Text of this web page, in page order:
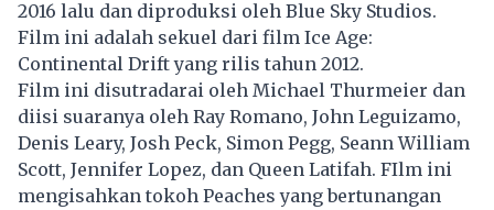
2016 lalu dan diproduksi oleh Blue Sky Studios.
Film ini adalah sekuel dari film Ice Age:
Continental Drift yang rilis tahun 2012.
Film ini disutradarai oleh Michael Thurmeier dan
diisi suaranya oleh Ray Romano, John Leguizamo,
Denis Leary, Josh Peck, Simon Pegg, Seann William
Scott, Jennifer Lopez, dan Queen Latifah. FIlm ini
mengisahkan tokoh Peaches yang bertunangan